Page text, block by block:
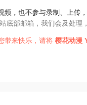
，也不参与录制、上传
底部邮箱，我们会及处理
带来快乐，请将樱花动漫